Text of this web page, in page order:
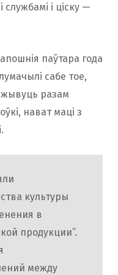
і ціску —
паўтара года
сабе тое,
разам
нават маці з
культуры
в
продукции”.
между